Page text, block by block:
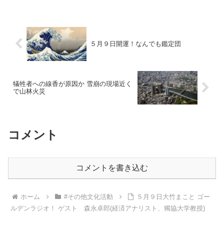
５月９日開運！なんでも鑑定団
犠牲者への線香が原因か 雪崩の現場近く
で山林火災
コメント
コメントを書き込む
ホーム #その他文化活動
５月９日大竹まこと ゴー
ルデンラジオ！ ゲスト 森永卓郎(経済アナリスト、獨協大学教授)